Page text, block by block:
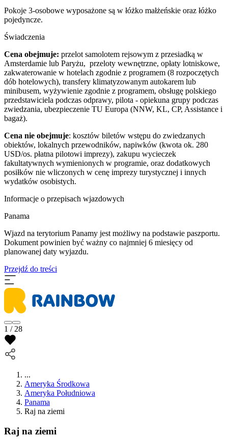
Pokoje 3-osobowe wyposażone są w łóżko małżeńskie oraz łóżko
pojedyncze.
Świadczenia
Cena obejmuje: przelot samolotem rejsowym z przesiadką w
Amsterdamie lub Paryżu, przeloty wewnętrzne, opłaty lotniskowe,
zakwaterowanie w hotelach zgodnie z programem (8 rozpoczętych
dób hotelowych), transfery klimatyzowanym autokarem lub
minibusem, wyżywienie zgodnie z programem, obsługę polskiego
przedstawiciela podczas odprawy, pilota - opiekuna grupy podczas
zwiedzania, ubezpieczenie TU Europa (NNW, KL, CP, Assistance i
bagaż).
Cena nie obejmuje: kosztów biletów wstępu do zwiedzanych
obiektów, lokalnych przewodników, napiwków (kwota ok. 280
USD/os. płatna pilotowi imprezy), zakupu wycieczek
fakultatywnych wymienionych w programie, oraz dodatkowych
posiłków nie wliczonych w cenę imprezy turystycznej i innych
wydatków osobistych.
Informacje o przepisach wjazdowych
Panama
Wjazd na terytorium Panamy jest możliwy na podstawie paszportu.
Dokument powinien być ważny co najmniej 6 miesięcy od
planowanej daty wyjazdu.
Przejdź do treści
1 / 28
...
Ameryka Środkowa
Ameryka Południowa
Panama
Raj na ziemi
Raj na ziemi